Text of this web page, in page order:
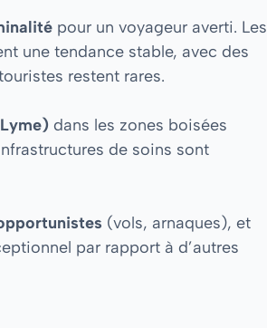
pour un voyageur averti. Les
une tendance stable, avec des
restent rares.
dans les zones boisées
de soins sont
(vols, arnaques), et
par rapport à d’autres